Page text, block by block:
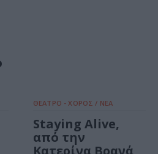
ΘΕΑΤΡΟ - ΧΟΡΟΣ / ΝΕΑ
Staying Alive,
από την